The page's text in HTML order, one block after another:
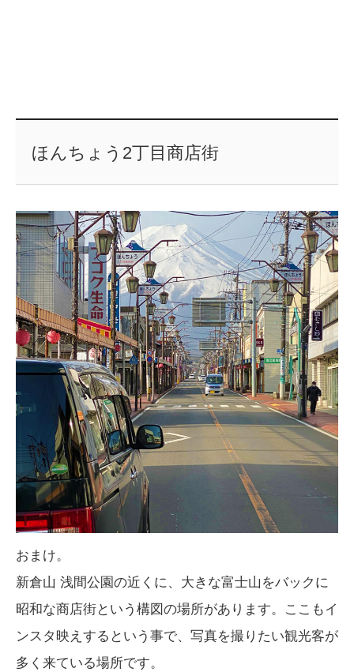
ほんちょう2丁目商店街
おまけ。
新倉山 浅間公園の近くに、大きな富士山をバックに
昭和な商店街という構図の場所があります。ここもイ
ンスタ映えするという事で、写真を撮りたい観光客が
多く来ている場所です。